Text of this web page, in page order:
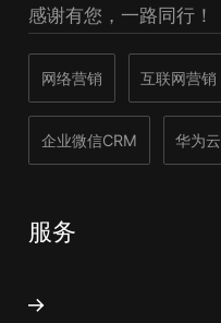
感谢有您，一路同行！
网络营销 互联网营销
企业微信CRM 华为云
服务